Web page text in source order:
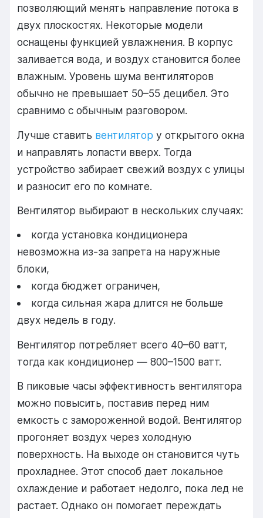
позволяющий менять направление потока в
двух плоскостях. Некоторые модели
оснащены функцией увлажнения. В корпус
заливается вода, и воздух становится более
влажным. Уровень шума вентиляторов
обычно не превышает 50–55 децибел. Это
сравнимо с обычным разговором.
Лучше ставить вентилятор у открытого окна
и направлять лопасти вверх. Тогда
устройство забирает свежий воздух с улицы
и разносит его по комнате.
Вентилятор выбирают в нескольких случаях:
когда установка кондиционера
невозможна из-за запрета на наружные
блоки,
когда бюджет ограничен,
когда сильная жара длится не больше
двух недель в году.
Вентилятор потребляет всего 40–60 ватт,
тогда как кондиционер — 800–1500 ватт.
В пиковые часы эффективность вентилятора
можно повысить, поставив перед ним
емкость с замороженной водой. Вентилятор
прогоняет воздух через холодную
поверхность. На выходе он становится чуть
прохладнее. Этот способ дает локальное
охлаждение и работает недолго, пока лед не
растает. Однако он помогает переждать